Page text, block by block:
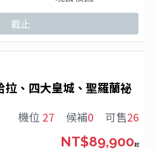
截止
拉、四大皇城、聖羅蘭祕
機位 27 候補0 可售26
NT$89,900起